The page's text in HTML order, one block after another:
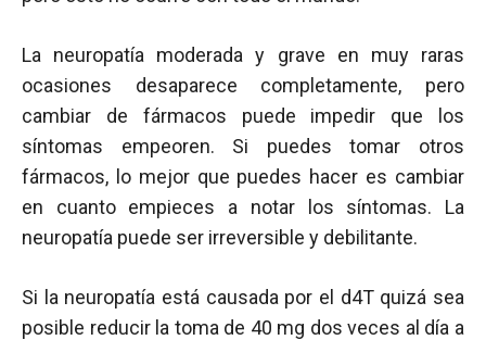
La neuropatía moderada y grave en muy raras
ocasiones desaparece completamente, pero
cambiar de fármacos puede impedir que los
síntomas empeoren. Si puedes tomar otros
fármacos, lo mejor que puedes hacer es cambiar
en cuanto empieces a notar los síntomas. La
neuropatía puede ser irreversible y debilitante.
Si la neuropatía está causada por el d4T quizá sea
posible reducir la toma de 40 mg dos veces al día a